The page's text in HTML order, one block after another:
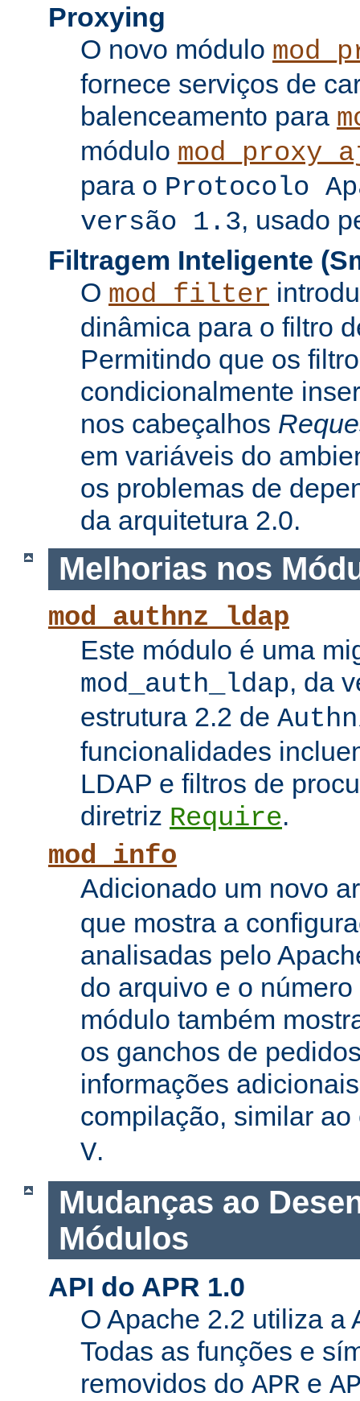
Proxying
O novo módulo
fornece serviços de
balenceamento para
módulo
para o Protocolo
versão 1.3, usado
Filtragem Inteligente
O mod_filter
dinâmica para o filtro
Permitindo que os
condicionalmente
nos cabeçalhos
em variáveis do
os problemas de
da arquitetura 2.0.
Melhorias nos
mod_authnz_ldap
Este módulo é uma
mod_auth_ldap, da
estrutura 2.2 de
funcionalidades
LDAP e filtros de
diretriz Require.
mod_info
Adicionado um novo
que mostra a
analisadas pelo
do arquivo e o
módulo também
os ganchos de
informações
compilação, similar
V.
Mudanças ao
Módulos
API do APR 1.0
O Apache 2.2 utiliza a
Todas as funções e
removidos do APR e